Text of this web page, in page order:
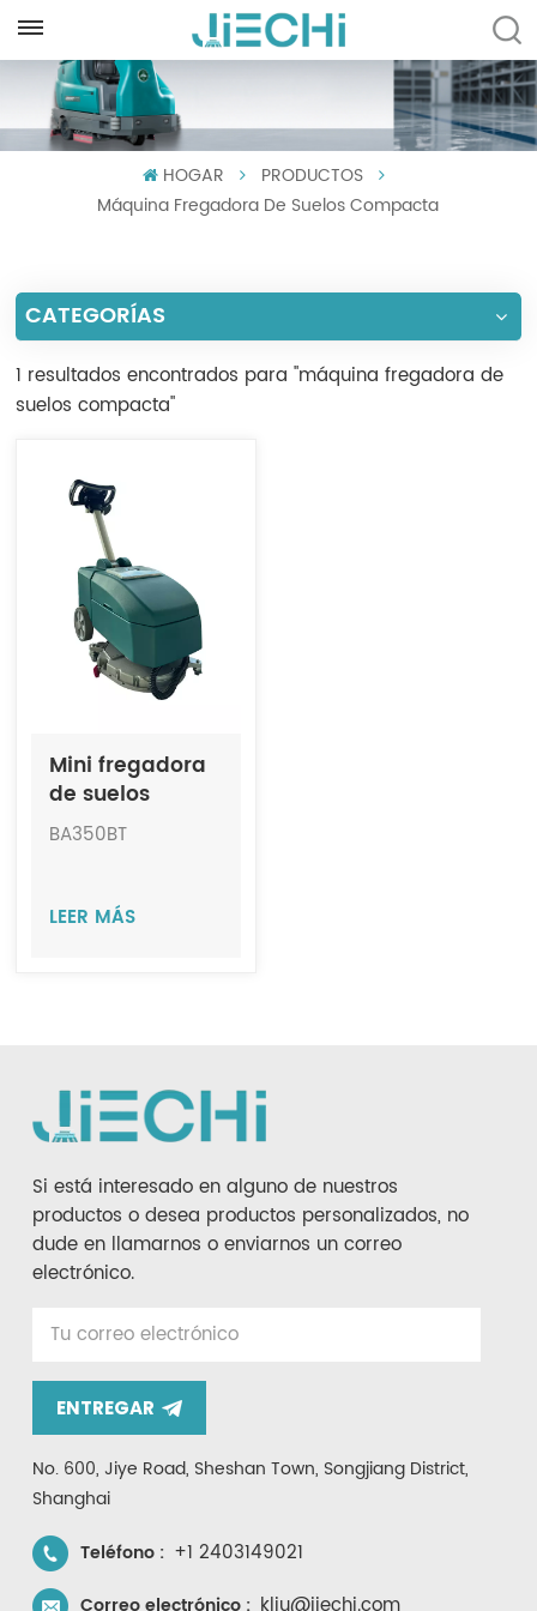
English
Español
Português
العربية
Tiếng Việt
Indonesia
HOGAR
PRODUCTOS
Máquina Fregadora De Suelos Compacta
CATEGORÍAS
1 resultados encontrados para "máquina fregadora de
suelos compacta"
Mini fregadora
de suelos
portátil JIECHI
BA350BT
LEER MÁS
Si está interesado en alguno de nuestros
productos o desea productos personalizados, no
dude en llamarnos o enviarnos un correo
electrónico.
ENTREGAR
No. 600, Jiye Road, Sheshan Town, Songjiang District,
Shanghai
Teléfono : +1 2403149021
Correo electrónico :